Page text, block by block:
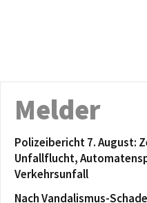
Melder
Polizeibericht 7. August:
Unfallflucht,
Verkehrsunfall
Nach Vandalismus-